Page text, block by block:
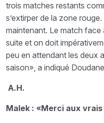
trois matches restants
s’extirper de la zone
maintenant. Le match face
suite et on doit
peu en attendant les deux
saison», a indiqué
A.H.
Malek : «Merci aux